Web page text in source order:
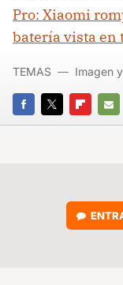
Pro: Xiaomi
batería vista en
FACEBOOK
TWITTER
E-
TEMAS Imagen